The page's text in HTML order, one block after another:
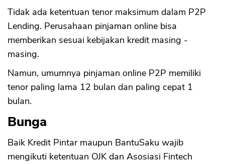
Tidak ada ketentuan tenor maksimum dalam P2P
Lending. Perusahaan pinjaman online bisa
memberikan sesuai kebijakan kredit masing -
masing.
Namun, umumnya pinjaman online P2P memiliki
tenor paling lama 12 bulan dan paling cepat 1
bulan.
Bunga
Baik Kredit Pintar maupun BantuSaku wajib
mengikuti ketentuan OJK dan Asosiasi Fintech